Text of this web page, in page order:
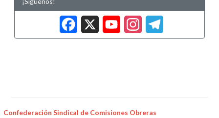
Facebook
X
Confederación Sindical de Comisiones Obreras